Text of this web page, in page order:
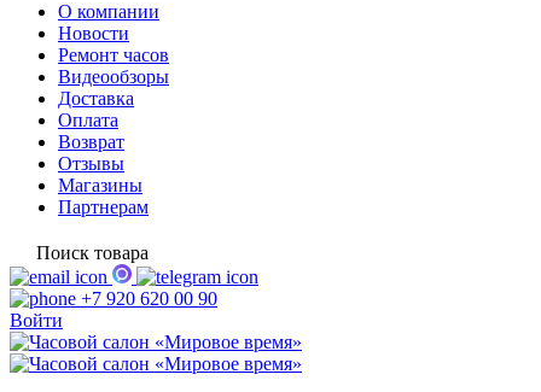
О компании
Новости
Ремонт часов
Видеообзоры
Доставка
Оплата
Возврат
Отзывы
Магазины
Партнерам
Поиск товара
+7 920 620 00 90
Войти